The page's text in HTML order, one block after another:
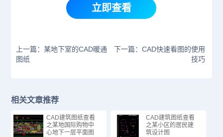
立即查看
上一篇：某地下室的CAD暖通
图纸
下一篇：CAD快速看图的使用
技巧
相关文章推荐
CAD建筑图纸查看
之某地国际购物中
心地下一层平面图
CAD建筑图纸查看
之某小区的居民建
筑设计图